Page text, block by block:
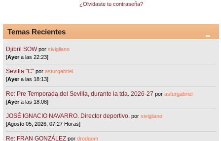
¿Olvidaste tu contraseña?
Temas Recientes
Djibril SOW porsivigliano
[Ayera las 22:23]
Sevilla "C"porasturgabriel
[Ayera las 18:13]
Re: Pre Temporada del Sevilla, durante la tda. 2026-27 porasturgabriel
[Ayera las 18:08]
JOSÉ IGNACIO NAVARRO. Director deportivo. porsivigliano
[Agosto 05, 2026, 07:27 Horas]
Re: FRAN GONZÁLEZ pordrodgom